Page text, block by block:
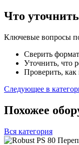
Что
Ключевые вопросы
Сверить
Уточнить, что
Проверить,
Следующее в
Похожее
Вся категория